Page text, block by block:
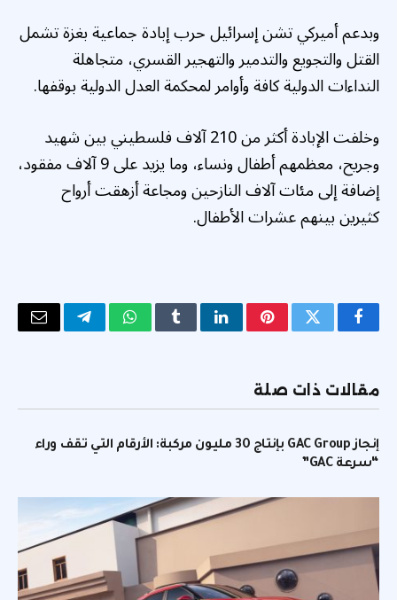
وبدعم أميركي تشن إسرائيل حرب إبادة جماعية بغزة تشمل
القتل والتجويع والتدمير والتهجير القسري، متجاهلة
النداءات الدولية كافة وأوامر لمحكمة العدل الدولية بوقفها.
وخلفت الإبادة أكثر من 210 آلاف فلسطيني بين شهيد
وجريح، معظمهم أطفال ونساء، وما يزيد على 9 آلاف مفقود،
إضافة إلى مئات آلاف النازحين ومجاعة أزهقت أرواح
كثيرين بينهم عشرات الأطفال.
فيسبوكتويتر بينتيريستلينكدإنTumblrواتسابتيلقرامالبريد
مقالات ذات صلة
إنجاز GAC Group بإنتاج 30 مليون مركبة: الأرقام التي تقف وراء
“سرعة GAC”